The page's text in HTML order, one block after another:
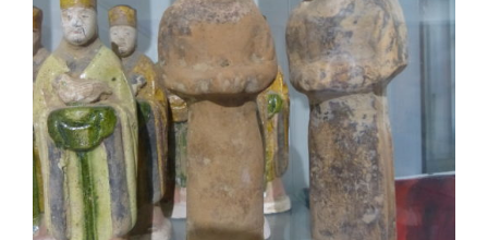
AJOUTER AU PANIER
/
DÉTAILS